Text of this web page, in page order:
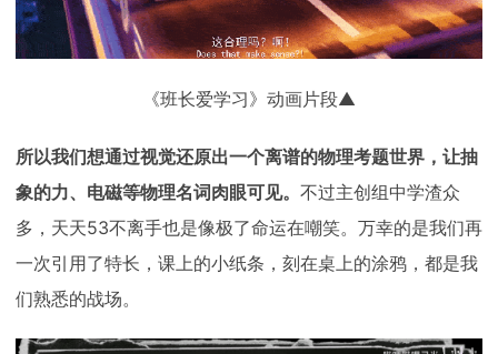
《班长爱学习》动画片段▲
所以我们想通过视觉还原出一个离谱的物理考题世界，让抽
象的力、电磁等物理名词肉眼可见。 不过主创组中学渣众
多，天天53不离手也是像极了命运在嘲笑。万幸的是我们再
一次引用了特长，课上的小纸条，刻在桌上的涂鸦，都是我
们熟悉的战场。